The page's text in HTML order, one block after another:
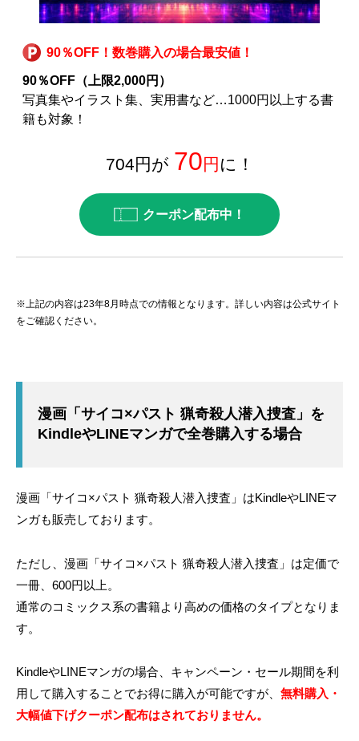
90％OFF！数巻購入の場合最安値！
90％OFF（上限2,000円）
写真集やイラスト集、実用書など…1000円以上する書
籍も対象！
704円が 70円 に！
クーポン配布中！
※上記の内容は23年8月時点での情報となります。詳しい内容は公式サイト
をご確認ください。
漫画「サイコ×パスト 猟奇殺人潜入捜査」を
KindleやLINEマンガで全巻購入する場合
漫画「サイコ×パスト 猟奇殺人潜入捜査」はKindleやLINEマ
ンガも販売しております。
ただし、漫画「サイコ×パスト 猟奇殺人潜入捜査」は定価で
一冊、600円以上。
通常のコミックス系の書籍より高めの価格のタイプとなりま
す。
KindleやLINEマンガの場合、キャンペーン・セール期間を利
用して購入することでお得に購入が可能ですが、 無料購入・
大幅値下げクーポン配布はされておりません。